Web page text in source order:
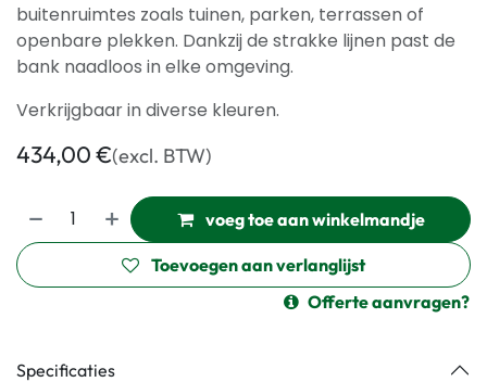
buitenruimtes zoals tuinen, parken, terrassen of
openbare plekken. Dankzij de strakke lijnen past de
bank naadloos in elke omgeving.
Verkrijgbaar in diverse kleuren.
434,00€(excl. BTW)
voeg toe aan winkelmandje
Toevoegen aan verlanglijst
Offerte aanvragen?
Specificaties